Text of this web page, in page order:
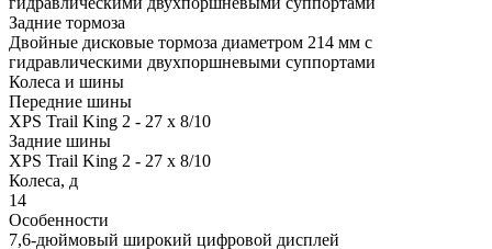
Задние тормоза
Двойные дисковые тормоза диаметром 214 мм с
гидравлическими двухпоршневыми суппортами
Колеса и шины
Передние шины
XPS Trail King 2 - 27 x 8/10
Задние шины
XPS Trail King 2 - 27 x 8/10
Колеса, д
14
Особенности
7,6-дюймовый широкий цифровой дисплей